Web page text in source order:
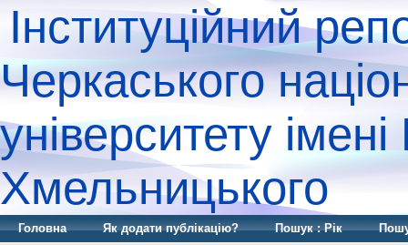
Інституційний
Черкаського
університету
Хмельницького
Головна Як додати публікацію? Пошук : Рік